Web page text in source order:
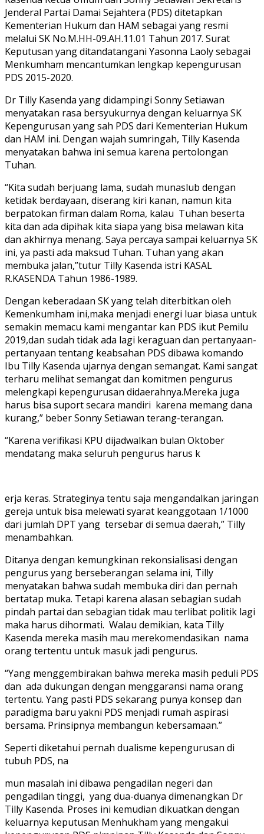
Jenderal Partai Damai Sejahtera (PDS) ditetapkan
Kementerian Hukum dan HAM sebagai yang resmi
melalui SK No.M.HH-09.AH.11.01 Tahun 2017. Surat
Keputusan yang ditandatangani Yasonna Laoly sebagai
Menkumham mencantumkan lengkap kepengurusan
PDS 2015-2020.
Dr Tilly Kasenda yang didampingi Sonny Setiawan
menyatakan rasa bersyukurnya dengan keluarnya SK
Kepengurusan yang sah PDS dari Kementerian Hukum
dan HAM ini. Dengan wajah sumringah, Tilly Kasenda
menyatakan bahwa ini semua karena pertolongan
Tuhan.
“Kita sudah berjuang lama, sudah munaslub dengan
ketidak berdayaan, diserang kiri kanan, namun kita
berpatokan firman dalam Roma, kalau Tuhan beserta
kita dan ada dipihak kita siapa yang bisa melawan kita
dan akhirnya menang. Saya percaya sampai keluarnya SK
ini, ya pasti ada maksud Tuhan. Tuhan yang akan
membuka jalan,”tutur Tilly Kasenda istri KASAL
R.KASENDA Tahun 1986-1989.
Dengan keberadaan SK yang telah diterbitkan oleh
Kemenkumham ini,maka menjadi energi luar biasa untuk
semakin memacu kami mengantar kan PDS ikut Pemilu
2019,dan sudah tidak ada lagi keraguan dan pertanyaan-
pertanyaan tentang keabsahan PDS dibawa komando
Ibu Tilly Kasenda ujarnya dengan semangat. Kami sangat
terharu melihat semangat dan komitmen pengurus
melengkapi kepengurusan didaerahnya.Mereka juga
harus bisa suport secara mandiri karena memang dana
kurang,” beber Sonny Setiawan terang-terangan.
“Karena verifikasi KPU dijadwalkan bulan Oktober
mendatang maka seluruh pengurus harus k
erja keras. Strateginya tentu saja mengandalkan jaringan
gereja untuk bisa melewati syarat keanggotaan 1/1000
dari jumlah DPT yang tersebar di semua daerah,” Tilly
menambahkan.
Ditanya dengan kemungkinan rekonsialisasi dengan
pengurus yang berseberangan selama ini, Tilly
menyatakan bahwa sudah membuka diri dan pernah
bertatap muka. Tetapi karena alasan sebagian sudah
pindah partai dan sebagian tidak mau terlibat politik lagi
maka harus dihormati. Walau demikian, kata Tilly
Kasenda mereka masih mau merekomendasikan nama
orang tertentu untuk masuk jadi pengurus.
“Yang menggembirakan bahwa mereka masih peduli PDS
dan ada dukungan dengan menggaransi nama orang
tertentu. Yang pasti PDS sekarang punya konsep dan
paradigma baru yakni PDS menjadi rumah aspirasi
bersama. Prinsipnya membangun kebersamaan.”
Seperti diketahui pernah dualisme kepengurusan di
tubuh PDS, na
mun masalah ini dibawa pengadilan negeri dan
pengadilan tinggi, yang dua-duanya dimenangkan Dr
Tilly Kasenda. Proses ini kemudian dikuatkan dengan
keluarnya keputusan Menhukham yang mengakui